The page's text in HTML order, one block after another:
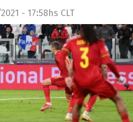
- 17:58hs CLT